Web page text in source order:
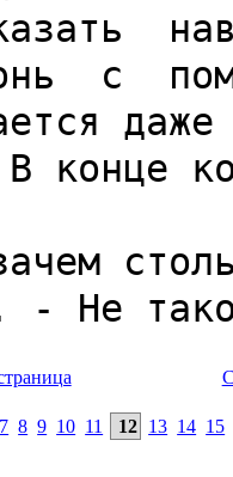
7 8 9 10 11 12 13 14 15